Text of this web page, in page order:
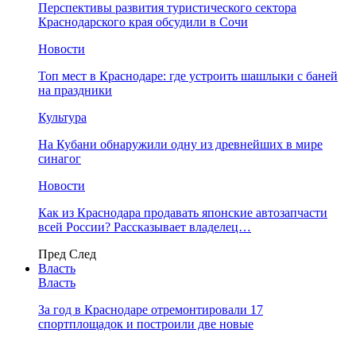
Перспективы развития туристического сектора
Краснодарского края обсудили в Сочи
Новости
Топ мест в Краснодаре: где устроить шашлыки с баней
на праздники
Культура
На Кубани обнаружили одну из древнейших в мире
синагог
Новости
Как из Краснодара продавать японские автозапчасти
всей России? Рассказывает владелец…
Пред След
Власть
Власть
За год в Краснодаре отремонтировали 17
спортплощадок и построили две новые